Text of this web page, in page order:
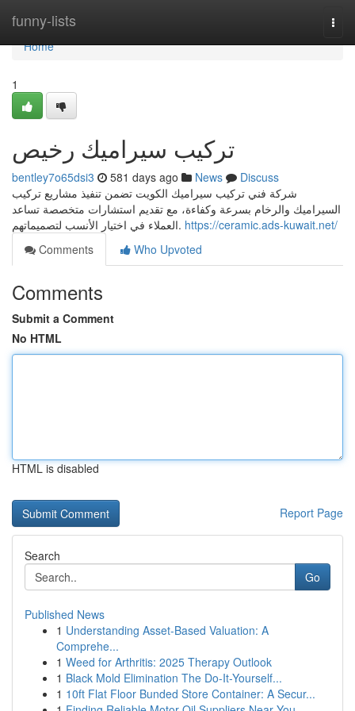
funny-lists
Home
Home
1
تركيب سيراميك رخيص
bentley7o65dsi3 581 days ago News
Discuss
شركة فني تركيب سيراميك الكويت تضمن تنفيذ مشاريع تركيب
السيراميك والرخام بسرعة وكفاءة، مع تقديم استشارات متخصصة تساعد
العملاء في اختيار الأنسب لتصميماتهم. https://ceramic.ads-kuwait.net/
Comments
Who Upvoted
Comments
Submit a Comment
No HTML
HTML is disabled
Report Page
Search
Go
Published News
1 Understanding Asset-Based Valuation: A
Comprehe...
1 Weed for Arthritis: 2025 Therapy Outlook
1 Black Mold Elimination The Do-It-Yourself...
1 10ft Flat Floor Bunded Store Container: A Secur...